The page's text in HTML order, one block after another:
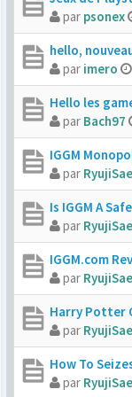
par psonex
hello,
par imero
Hello les
par Bach97
IGGM
par
Is IGGM A
par
IGGM.com
par
Harry Potter
par
How To
par